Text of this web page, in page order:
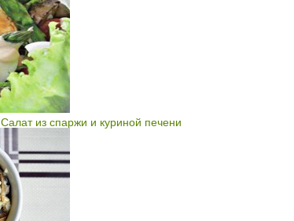
Салат из спаржи и куриной печени